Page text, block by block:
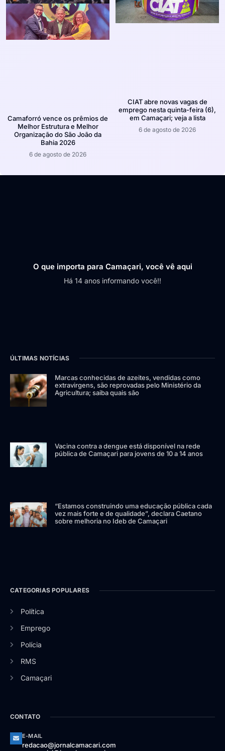
Camaforró vence os prêmios de
Melhor Estrutura e Melhor
Organização do São João da
Bahia 2026
6 de agosto de 2026
CIAT abre novas vagas de
emprego nesta quinta-feira (6),
em Camaçari; veja a lista
6 de agosto de 2026
O que importa para Camaçari, você vê aqui
Há 14 anos informando você!!
ÚLTIMAS NOTÍCIAS
Marcas conhecidas de azeites, vendidas como
extravirgens, são reprovadas pelo Ministério da
Agricultura; saiba quais são
Vacina contra a dengue está disponível na rede
pública de Camaçari para jovens de 10 a 14 anos
“Estamos construindo uma educação pública cada
vez mais forte e de qualidade”, declara Caetano
sobre melhoria no Ideb de Camaçari
CATEGORIAS POPULARES
Política
Emprego
Polícia
RMS
Camaçari
CONTATO
E-MAIL
redacao@jornalcamacari.com